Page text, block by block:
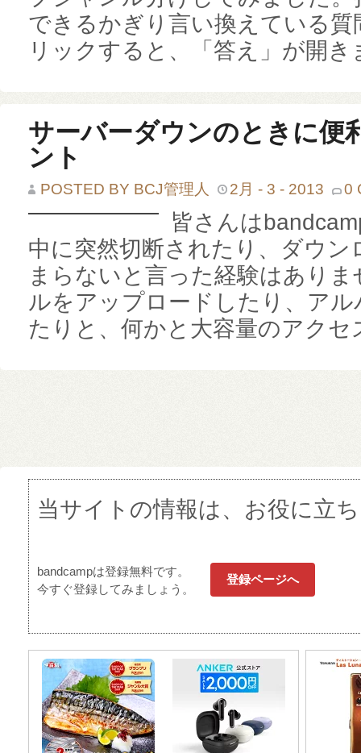
できるかぎり言い換えている
リックすると、「答え」が開
サーバーダウンのときに便
ント
POSTED BY BCJ管理人 2月 - 3 - 2013 0
皆さんは
中に突然切断されたり、ダウ
まらないと言った経験はあり
ルをアップロードしたり、ア
たりと、何かと大容量のアク
当サイトの情報は、お役に立
bandcampは登録無料です。
今すぐ登録してみましょう。
登録ページへ